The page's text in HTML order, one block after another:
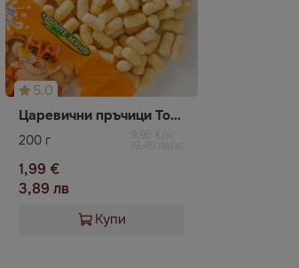
5.0
Царевични пръчици Топено Мляко
200 г 9,95 €/кг
19,45 лв/кг
1,99 €
3,89 лв
Купи